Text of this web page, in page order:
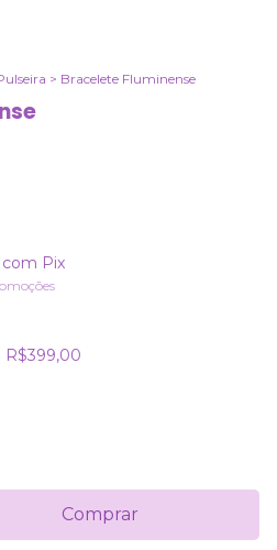
> Bracelete Fluminense
Pix
R$399,00